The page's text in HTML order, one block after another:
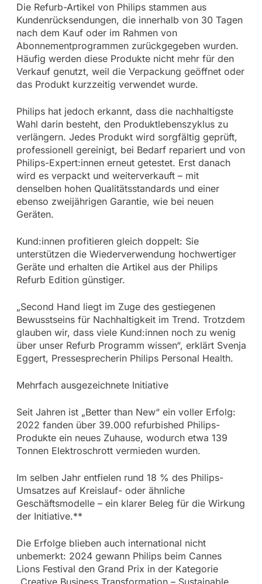
Die Refurb-Artikel von Philips stammen aus
Kundenrücksendungen, die innerhalb von 30 Tagen
nach dem Kauf oder im Rahmen von
Abonnementprogrammen zurückgegeben wurden.
Häufig werden diese Produkte nicht mehr für den
Verkauf genutzt, weil die Verpackung geöffnet oder
das Produkt kurzzeitig verwendet wurde.
Philips hat jedoch erkannt, dass die nachhaltigste
Wahl darin besteht, den Produktlebenszyklus zu
verlängern. Jedes Produkt wird sorgfältig geprüft,
professionell gereinigt, bei Bedarf repariert und von
Philips-Expert:innen erneut getestet. Erst danach
wird es verpackt und weiterverkauft – mit
denselben hohen Qualitätsstandards und einer
ebenso zweijährigen Garantie, wie bei neuen
Geräten.
Kund:innen profitieren gleich doppelt: Sie
unterstützen die Wiederverwendung hochwertiger
Geräte und erhalten die Artikel aus der Philips
Refurb Edition günstiger.
„Second Hand liegt im Zuge des gestiegenen
Bewusstseins für Nachhaltigkeit im Trend. Trotzdem
glauben wir, dass viele Kund:innen noch zu wenig
über unser Refurb Programm wissen“, erklärt Svenja
Eggert, Pressesprecherin Philips Personal Health.
Mehrfach ausgezeichnete Initiative
Seit Jahren ist „Better than New“ ein voller Erfolg:
2022 fanden über 39.000 refurbished Philips-
Produkte ein neues Zuhause, wodurch etwa 139
Tonnen Elektroschrott vermieden wurden.
Im selben Jahr entfielen rund 18 % des Philips-
Umsatzes auf Kreislauf- oder ähnliche
Geschäftsmodelle – ein klarer Beleg für die Wirkung
der Initiative.**
Die Erfolge blieben auch international nicht
unbemerkt: 2024 gewann Philips beim Cannes
Lions Festival den Grand Prix in der Kategorie
„Creative Business Transformation – Sustainable